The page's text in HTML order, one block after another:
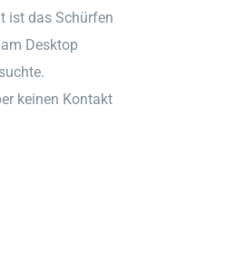
ist das Schürfen
Desktop
keinen Kontakt